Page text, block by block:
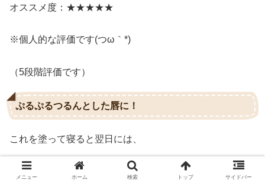
オススメ度：★★★★★
※個人的な評価です(つω｀*)
（5段階評価です）
ぷるぷるつるんとした唇に！
これを塗って寝ると翌日には、
ぷるぷるちゅるるんとした赤ちゃんリップに！！(＾ω＾)
メニュー ホーム 検索 トップ サイドバー